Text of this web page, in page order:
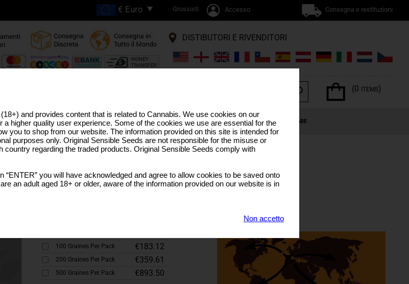
Grossisti Accesso Consegna e restituzioni
DISTIBUTORI E RIVENDITORI
(0 ITEMS)
SEMI MEDICINALI STRAIN USA SEMI SFUSI TERPENI DELLA CANNABIS OFFERTE SPECIALI CALENDARIO LUNARE
Northern Light xSecret Hybrid
SCEGLI DIMENSIONE
100 Graines Per Pack €183.12
200 Graines Per Pack €359.61
500 Graines Per Pack €893.50
and provides content that is related to Cannabis. We use cookies on our
a higher quality user experience. Some of the cookies we use are essential for the
you to shop from our website. The information provided on this site is intended for
purposes only. Original Sensible Seeds are not responsible for the misuse or
country regarding the traded products. Original Sensible Seeds comply with
“ENTER” you will have acknowledged and agree to allow cookies to be saved onto
an adult aged 18+ or older, aware of the information provided on our website is in
Non accetto